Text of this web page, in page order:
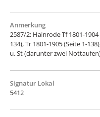
Anmerkung
2587/2: Hainrode Tf 1801-1904
134), Tr 1801-1905 (Seite 1-
u. St (darunter zwei
Signatur Lokal
5412